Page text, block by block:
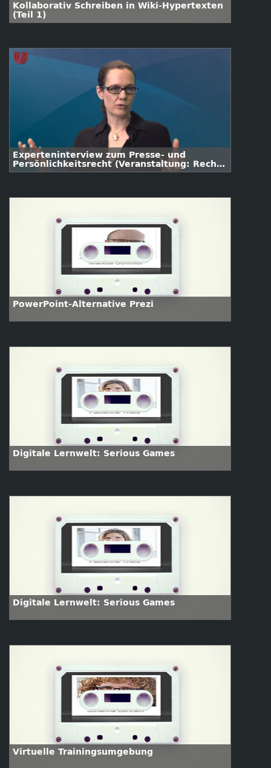
Kollaborativ Schreiben in Wiki-Hypertexten
(Teil 1)
Experteninterview zum Presse- und
Persönlichkeitsrecht (Veranstaltung: Recht
der digitalen Medien)
PowerPoint-Alternative Prezi
Digitale Lernwelt: Serious Games
Digitale Lernwelt: Serious Games
Virtuelle Trainingsumgebung